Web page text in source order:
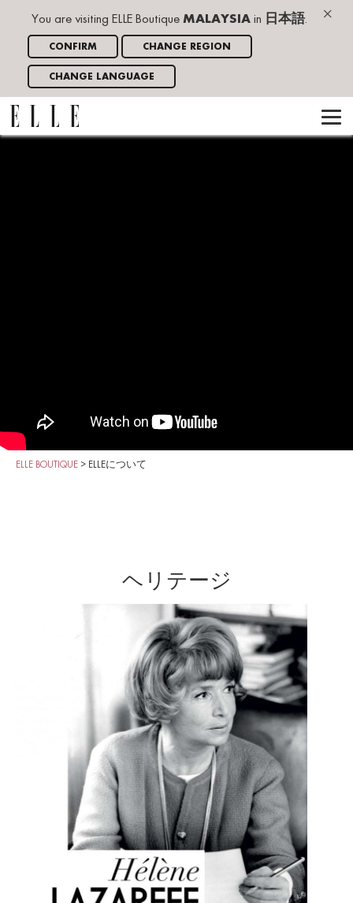
×
You are visiting ELLE Boutique MALAYSIA in 日本語.
CONFIRM CHANGE REGION
CHANGE LANGUAGE
ELLE BOUTIQUE > ELLEについて
ヘリテージ